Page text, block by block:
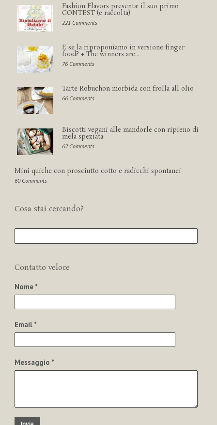
Fashion Flavors presenta: il suo primo
CONTEST (e raccolta)
221 Comments
E se la riproponiamo in versione finger
food? + The winners are....
76 Comments
Tarte Robuchon morbida con frolla all'olio
66 Comments
Biscotti vegani alle mandorle con ripieno di
mela speziata
62 Comments
Mini quiche con prosciutto cotto e radicchi spontanei
60 Comments
Cosa stai cercando?
Contatto veloce
Nome *
Email *
Messaggio *